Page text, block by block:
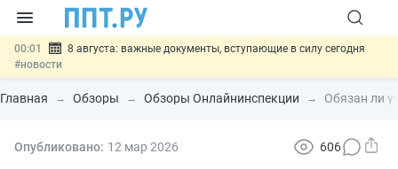
00:01
8 августа: важные документы, вступающие в силу сегодня
#новости
07.08 Подписан закон о блокировке продажи опасных товаров через
«Честный знак»#новости
07.08 Госпошлину за устранение ошибок в документах предлагают
Главная Обзоры Обзоры Онлайнинспекции Обязан ли
Опубликовано: 12 мар 2026 606